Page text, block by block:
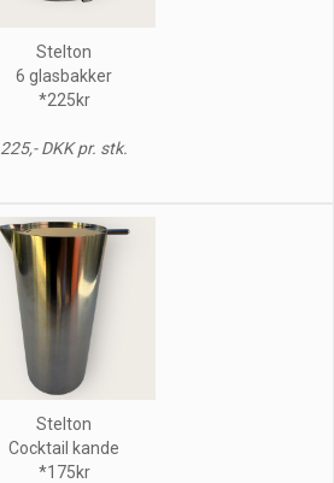
Stelton
6 glasbakker
*225kr
225,- DKK pr. stk.
Stelton
Cocktail kande
*175kr